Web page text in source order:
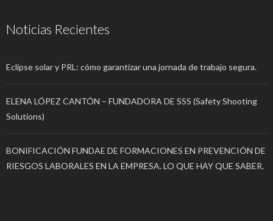
Noticias Recientes
Eclipse solar y PRL: cómo garantizar una jornada de trabajo segura.
ELENA LÓPEZ CANTÓN – FUNDADORA DE SSS (Safety Shooting
Solutions)
BONIFICACIÓN FUNDAE DE FORMACIONES EN PREVENCIÓN DE
RIESGOS LABORALES EN LA EMPRESA. LO QUE HAY QUE SABER.